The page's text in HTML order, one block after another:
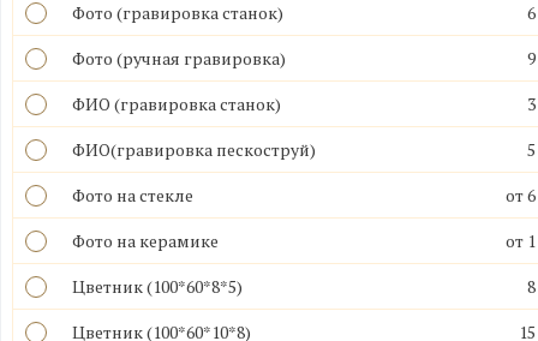
Фото (гравировка станок)
Фото (ручная гравировка)
ФИО (гравировка станок)
ФИО(гравировка пескоструй)
Фото на стекле
от
Фото на керамике
от
Цветник (100*60*8*5)
Цветник (100*60*10*8)